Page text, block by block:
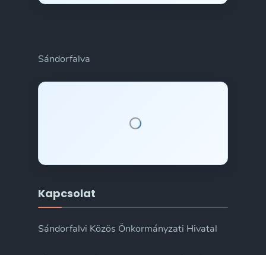
Sándorfalva
Kapcsolat
Sándorfalvi Közös Önkormányzati Hivatal